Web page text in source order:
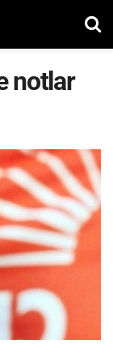
notlar